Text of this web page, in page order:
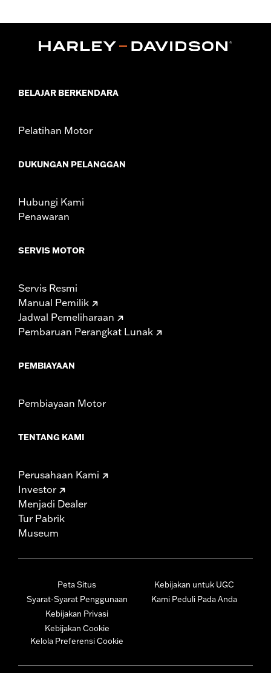
WARRANTY:1 year limited warranty – Go towww.h-
purchase of new gaskets. See dealer for information.
BELAJAR BERKENDARA
Pelatihan Motor
DUKUNGAN PELANGGAN
Hubungi Kami
Penawaran
SERVIS MOTOR
Servis Resmi
Manual Pemilik
Jadwal Pemeliharaan
Pembaruan Perangkat Lunak
PEMBIAYAAN
Pembiayaan Motor
TENTANG KAMI
Perusahaan Kami
Investor
Menjadi Dealer
Tur Pabrik
Museum
Peta Situs
Syarat-Syarat Penggunaan
Kebijakan Privasi
Kebijakan Cookie
Kelola Preferensi Cookie
Kebijakan untuk UGC
Kami Peduli Pada Anda